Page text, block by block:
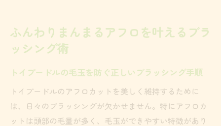
ふんわりまんまるアフロを叶えるブラ
ッシング術
トイプードルの毛玉を防ぐ正しいブラッシング手順
トイプードルのアフロカットを美しく維持するために
は、日々のブラッシングが欠かせません。特にアフロカ
ットは頭部の毛量が多く、毛玉ができやすい特徴があり